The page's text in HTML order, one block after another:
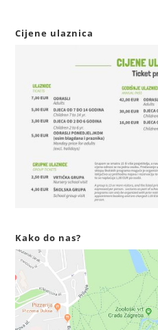
Cijene ulaznica
Kako do nas?